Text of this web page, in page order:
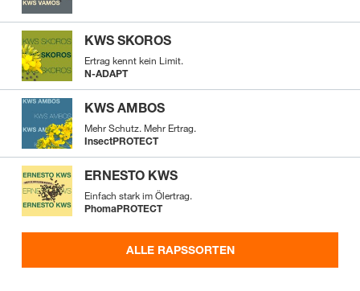
KWS SKOROS
Ertrag kennt kein Limit.
N-ADAPT
KWS AMBOS
Mehr Schutz. Mehr Ertrag.
InsectPROTECT
ERNESTO KWS
Einfach stark im Ölertrag.
PhomaPROTECT
ALLE RAPSSORTEN